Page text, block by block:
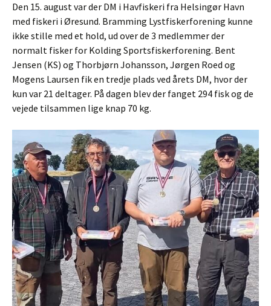
Den 15. august var der DM i Havfiskeri fra Helsingør Havn
med fiskeri i Øresund. Bramming Lystfiskerforening kunne
ikke stille med et hold, ud over de 3 medlemmer der
normalt fisker for Kolding Sportsfiskerforening. Bent
Jensen (KS) og Thorbjørn Johansson, Jørgen Roed og
Mogens Laursen fik en tredje plads ved årets DM, hvor der
kun var 21 deltager. På dagen blev der fanget 294 fisk og de
vejede tilsammen lige knap 70 kg.